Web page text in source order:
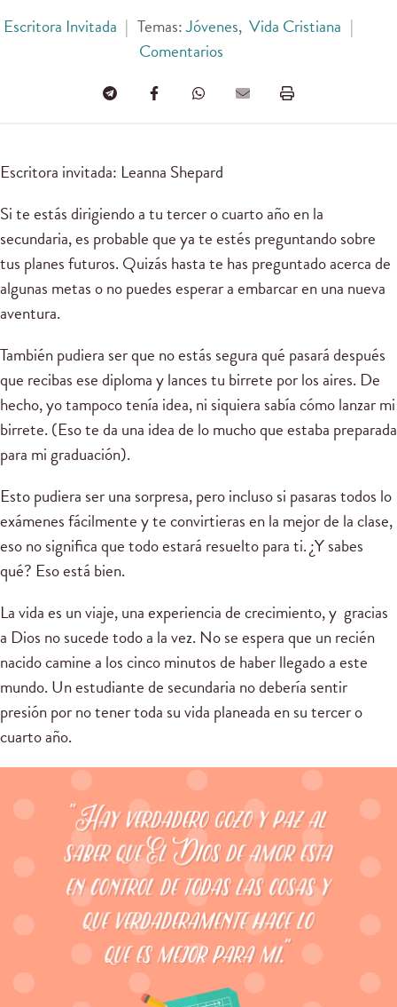
Escritora Invitada | Temas:Jóvenes, Vida Cristiana |
Comentarios
Escritora invitada: Leanna Shepard
Si te estás dirigiendo a tu tercer o cuarto año en la
secundaria, es probable que ya te estés preguntando sobre
tus planes futuros. Quizás hasta te has preguntado acerca de
algunas metas o no puedes esperar a embarcar en una nueva
aventura.
También pudiera ser que no estás segura qué pasará después
que recibas ese diploma y lances tu birrete por los aires. De
hecho, yo tampoco tenía idea, ni siquiera sabía cómo lanzar mi
birrete. (Eso te da una idea de lo mucho que estaba preparada
para mi graduación).
Esto pudiera ser una sorpresa, pero incluso si pasaras todos lo
exámenes fácilmente y te convirtieras en la mejor de la clase,
eso no significa que todo estará resuelto para ti. ¿Y sabes
qué? Eso está bien.
La vida es un viaje, una experiencia de crecimiento, y gracias
a Dios no sucede todo a la vez. No se espera que un recién
nacido camine a los cinco minutos de haber llegado a este
mundo. Un estudiante de secundaria no debería sentir
presión por no tener toda su vida planeada en su tercer o
cuarto año.